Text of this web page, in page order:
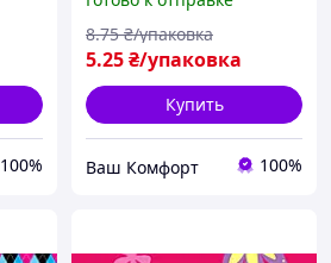
100%
5.25₴/упаковка
8.75 ₴/упаковка
Купить
Ваш Комфорт 100%